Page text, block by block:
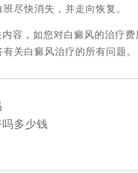
尽快消失，并走向恢复。
容，如您对白癜风的治疗
关白癜风治疗的所有问题。
多少钱